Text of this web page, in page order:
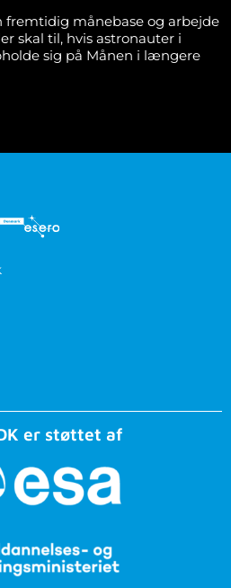
fremtidig månebase og arbejde
skal til, hvis astronauter i
sig på Månen i længere
DK er støttet af